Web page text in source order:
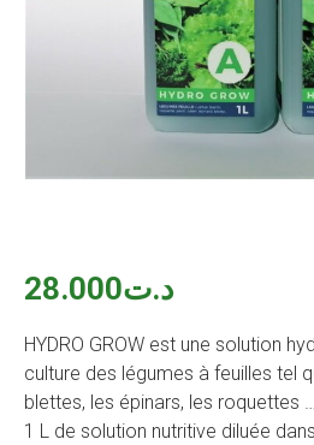
د.ت28.000
HYDRO GROW est une solution
culture des légumes à feuilles tel
blettes, les épinars, les roquettes …
1 L de solution nutritive diluée